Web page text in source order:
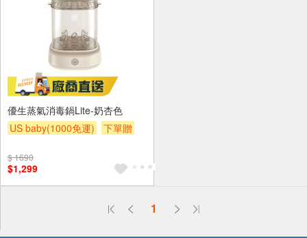
優生蒸氣消毒鍋Lite-奶杏色
US baby(1000免運)
下單贈
$ 1690
$1,299
1
偏遠地區配送